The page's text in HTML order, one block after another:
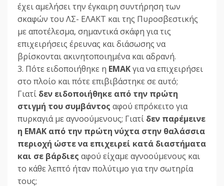
έχει αμελήσει την έγκαιρη συντήρηση των
σκαφών του ΛΣ- ΕΛΑΚΤ και της Πυροσβεστικής
με αποτέλεσμα, σημαντικά σκάφη για τις
επιχειρήσεις έρευνας και διάσωσης να
βρίσκονται ακινητοποιημένα και αδρανή.
3. Πότε ειδοποιήθηκε η ΕΜΑΚγια να επιχειρήσει
στο πλοίο και πότε επιβιβάστηκε σε αυτό;
Γιατί δεν ειδοποιήθηκε από την πρώτη
στιγμή του συμβάντος αφού επρόκειτο για
πυρκαγιά με αγνοούμενους; Γιατί δεν παρέμεινε
η ΕΜΑΚ από την πρώτη νύχτα στην θαλάσσια
περιοχή ώστε να επιχειρεί κατά διαστήματα
και σε βάρδιες αφού είχαμε αγνοούμενους και
το κάθε λεπτό ήταν πολύτιμο για την σωτηρία
τους;